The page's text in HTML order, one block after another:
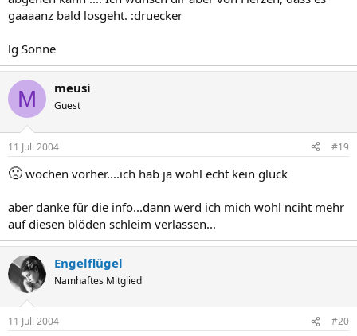
gaaaanz bald losgeht. :druecker
lg Sonne
M meusi
Guest
11 Juli 2004 #19
🙁 wochen vorher....ich hab ja wohl echt kein glück
aber danke für die info...dann werd ich mich wohl nciht mehr
auf diesen blöden schleim verlassen...
Engelflügel
Namhaftes Mitglied
11 Juli 2004 #20